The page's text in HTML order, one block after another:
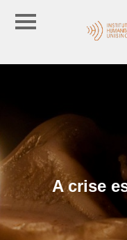
A crise